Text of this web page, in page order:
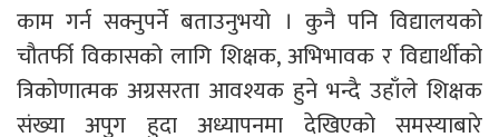
काम गर्न सक्नुपर्ने बताउनुभयो । कुनै पनि विद्यालयको
चौतर्फी विकासको लागि शिक्षक, अभिभावक र विद्यार्थीको
त्रिकोणात्मक अग्रसरता आवश्यक हुने भन्दै उहाँले शिक्षक
संख्या अपुग हुदा अध्यापनमा देखिएको समस्याबारे